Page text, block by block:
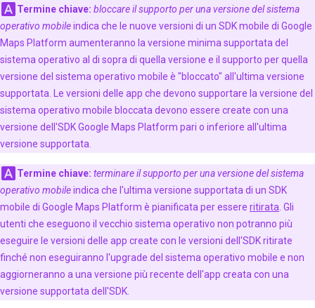
Termine chiave: bloccare il supporto per una versione del sistema
operativo mobileindica che le nuove versioni di un SDK mobile di Google
Maps Platform aumenteranno la versione minima supportata del
sistema operativo al di sopra di quella versione e il supporto per quella
versione del sistema operativo mobile è "bloccato" all'ultima versione
supportata. Le versioni delle app che devono supportare la versione del
sistema operativo mobile bloccata devono essere create con una
versione dell'SDK Google Maps Platform pari o inferiore all'ultima
versione supportata.
Termine chiave: terminare il supporto per una versione del sistema
operativo mobileindica che l'ultima versione supportata di un SDK
mobile di Google Maps Platform è pianificata per essere ritirata . Gli
utenti che eseguono il vecchio sistema operativo non potranno più
eseguire le versioni delle app create con le versioni dell'SDK ritirate
finché non eseguiranno l'upgrade del sistema operativo mobile e non
aggiorneranno a una versione più recente dell'app creata con una
versione supportata dell'SDK.